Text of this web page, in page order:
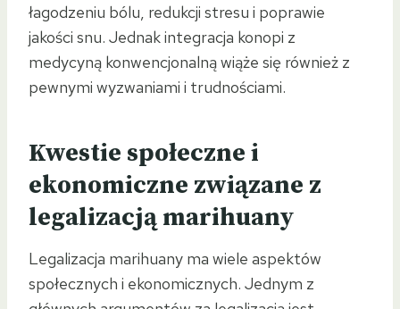
łagodzeniu bólu, redukcji stresu i poprawie
jakości snu. Jednak integracja konopi z
medycyną konwencjonalną wiąże się również z
pewnymi wyzwaniami i trudnościami.
Kwestie społeczne i
ekonomiczne związane z
legalizacją marihuany
Legalizacja marihuany ma wiele aspektów
społecznych i ekonomicznych. Jednym z